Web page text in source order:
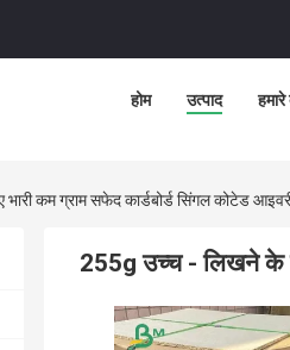
होम उत्पाद हमारे
कम ग्राम सफेद कार्डबोर्ड सिंगल कोटेड
255g उच्च - लिखने के